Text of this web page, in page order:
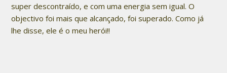
super descontraído, e com uma energia sem igual. O
objectivo foi mais que alcançado, foi superado. Como já
lhe disse, ele é o meu herói!!